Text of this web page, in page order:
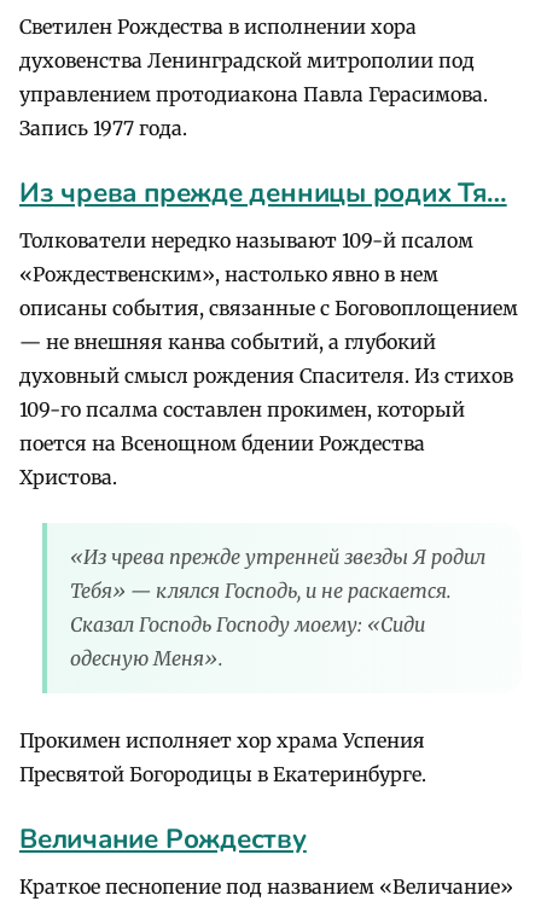
Светилен Рождества в исполнении хора
духовенства Ленинградской митрополии под
управлением протодиакона Павла Герасимова.
Запись 1977 года.
Из чрева прежде денницы родих Тя…
Толкователи нередко называют 109-й псалом
«Рождественским», настолько явно в нем
описаны события, связанные с Боговоплощением
— не внешняя канва событий, а глубокий
духовный смысл рождения Спасителя. Из стихов
109-го псалма составлен прокимен, который
поется на Всенощном бдении Рождества
Христова.
«Из чрева прежде утренней звезды Я родил
Тебя» — клялся Господь, и не раскается.
Сказал Господь Господу моему: «Сиди
одесную Меня».
Прокимен исполняет хор храма Успения
Пресвятой Богородицы в Екатеринбурге.
Величание Рождеству
Краткое песнопение под названием «Величание»